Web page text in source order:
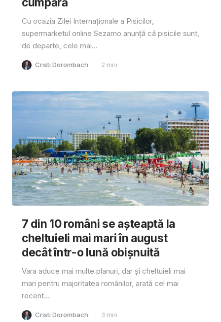
Cu ocazia Zilei Internaționale a Pisicilor,
supermarketul online Sezamo anunță că pisicile sunt,
de departe, cele mai...
Cristi Dorombach 2 min
7 din 10 români se așteaptă la
cheltuieli mai mari în august
decât într-o lună obișnuită
Vara aduce mai multe planuri, dar și cheltuieli mai
mari pentru majoritatea românilor, arată cel mai
recent...
Cristi Dorombach 3 min